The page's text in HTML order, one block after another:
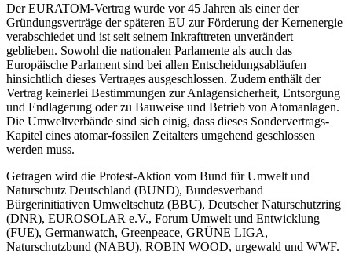
Der EURATOM-Vertrag wurde vor 45 Jahren als einer der
Gründungsverträge der späteren EU zur Förderung der Kernenergie
verabschiedet und ist seit seinem Inkrafttreten unverändert
geblieben. Sowohl die nationalen Parlamente als auch das
Europäische Parlament sind bei allen Entscheidungsabläufen
hinsichtlich dieses Vertrages ausgeschlossen. Zudem enthält der
Vertrag keinerlei Bestimmungen zur Anlagensicherheit, Entsorgung
und Endlagerung oder zu Bauweise und Betrieb von Atomanlagen.
Die Umweltverbände sind sich einig, dass dieses Sondervertrags-
Kapitel eines atomar-fossilen Zeitalters umgehend geschlossen
werden muss.
Getragen wird die Protest-Aktion vom Bund für Umwelt und
Naturschutz Deutschland (BUND), Bundesverband
Bürgerinitiativen Umweltschutz (BBU), Deutscher Naturschutzring
(DNR), EUROSOLAR e.V., Forum Umwelt und Entwicklung
(FUE), Germanwatch, Greenpeace, GRÜNE LIGA,
Naturschutzbund (NABU), ROBIN WOOD, urgewald und WWF.